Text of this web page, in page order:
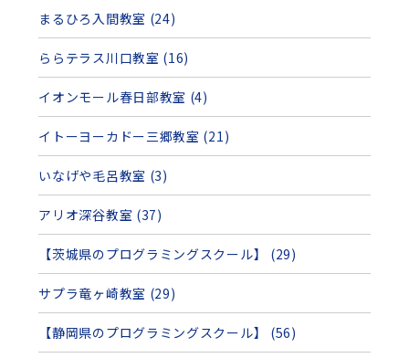
まるひろ入間教室 (24)
ららテラス川口教室 (16)
イオンモール春日部教室 (4)
イトーヨーカドー三郷教室 (21)
いなげや毛呂教室 (3)
アリオ深谷教室 (37)
【茨城県のプログラミングスクール】 (29)
サプラ竜ヶ崎教室 (29)
【静岡県のプログラミングスクール】 (56)